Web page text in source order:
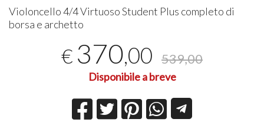
Violoncello 4/4 Virtuoso Student Plus completo di
borsa e archetto
€ 370,00 539,00
Disponibile a breve